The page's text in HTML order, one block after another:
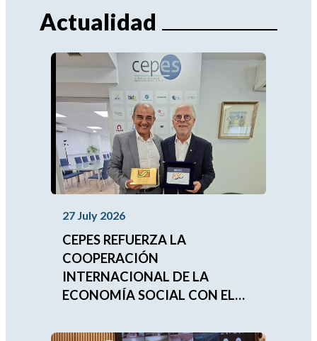
Actualidad
27 July 2026
CEPES REFUERZA LA
COOPERACIÓN
INTERNACIONAL DE LA
ECONOMÍA SOCIAL CON EL
UNIÓN MUNDIAL DE LAS